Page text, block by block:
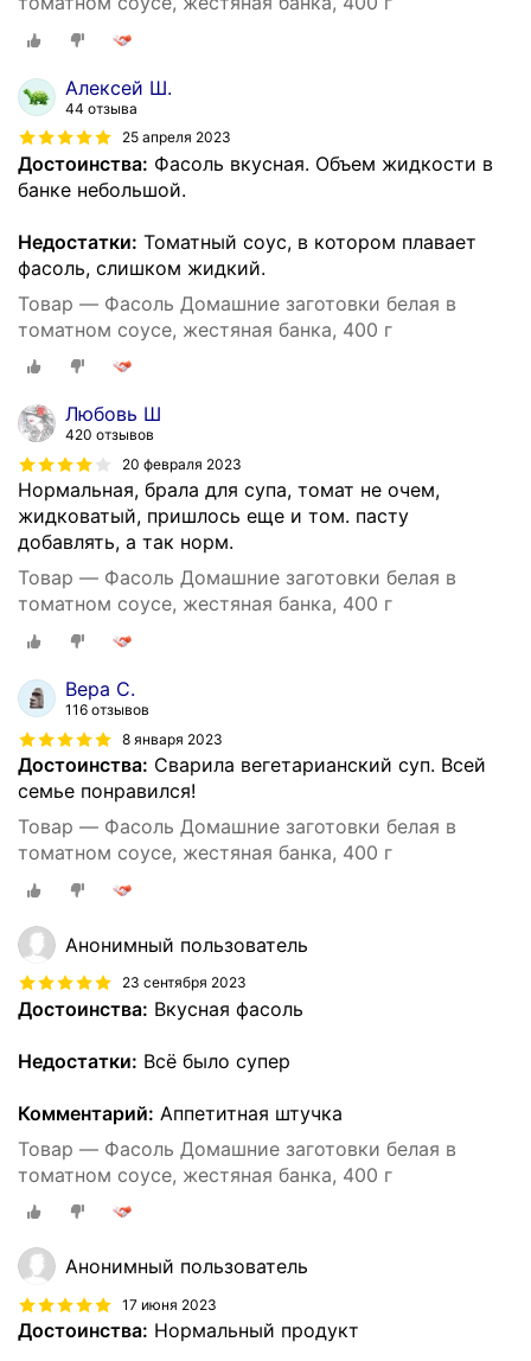
Алексей Ш.
44 отзыва
25 апреля 2023
Достоинства: Фасоль вкусная. Объем жидкости в
банке небольшой.
Недостатки: Томатный соус, в котором плавает
фасоль, слишком жидкий.
Товар — Фасоль Домашние заготовки белая в
томатном соусе, жестяная банка, 400 г
Любовь Ш
420 отзывов
20 февраля 2023
Нормальная, брала для супа, томат не очем,
жидковатый, пришлось еще и том. пасту
добавлять, а так норм.
Товар — Фасоль Домашние заготовки белая в
томатном соусе, жестяная банка, 400 г
Вера С.
116 отзывов
8 января 2023
Достоинства: Сварила вегетарианский суп. Всей
семье понравился!
Товар — Фасоль Домашние заготовки белая в
томатном соусе, жестяная банка, 400 г
Анонимный пользователь
23 сентября 2023
Достоинства: Вкусная фасоль
Недостатки: Всё было супер
Комментарий: Аппетитная штучка
Товар — Фасоль Домашние заготовки белая в
томатном соусе, жестяная банка, 400 г
Анонимный пользователь
17 июня 2023
Достоинства: Нормальный продукт